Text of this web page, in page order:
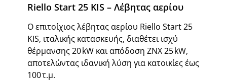
Riello Start 25 KIS – Λέβητας αερίου
Ο επιτοίχιος λέβητας αερίου Riello Start 25
KIS, ιταλικής κατασκευής, διαθέτει ισχύ
θέρμανσης 20 kW και απόδοση ZNX 25 kW,
αποτελώντας ιδανική λύση για κατοικίες έως
100 τ.μ.